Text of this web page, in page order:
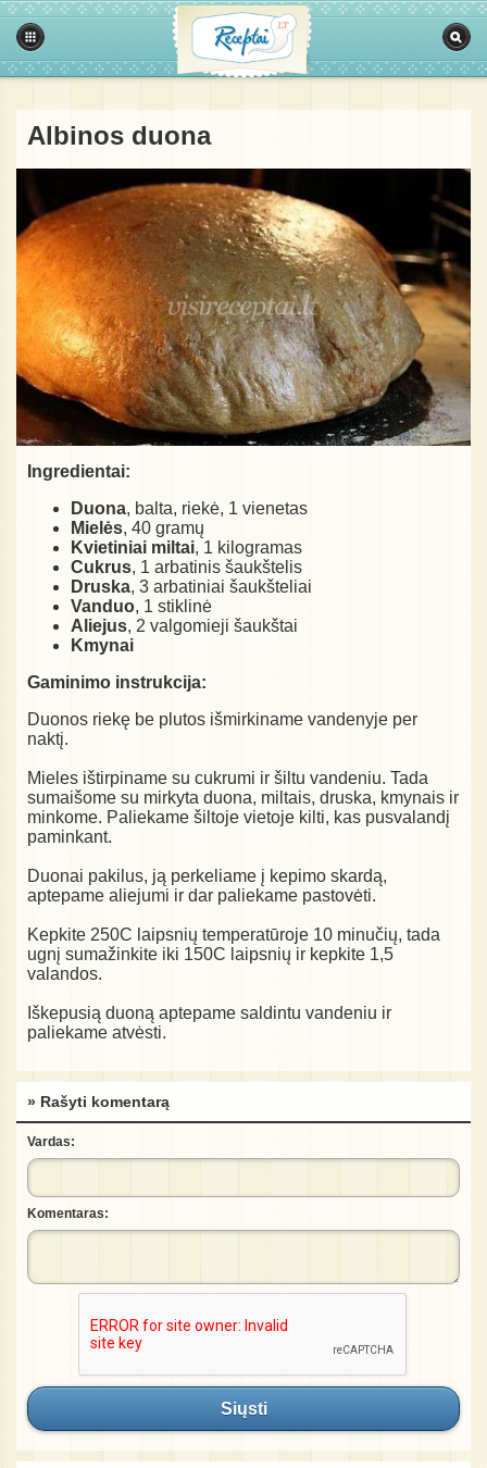
Albinos duona
Ingredientai:
Duona, balta, riekė, 1 vienetas
Mielės, 40 gramų
Kvietiniai miltai, 1 kilogramas
Cukrus, 1 arbatinis šaukštelis
Druska, 3 arbatiniai šaukšteliai
Vanduo, 1 stiklinė
Aliejus, 2 valgomieji šaukštai
Kmynai
Gaminimo instrukcija:
Duonos riekę be plutos išmirkiname vandenyje per
naktį.
Mieles ištirpiname su cukrumi ir šiltu vandeniu. Tada
sumaišome su mirkyta duona, miltais, druska, kmynais ir
minkome. Paliekame šiltoje vietoje kilti, kas pusvalandį
paminkant.
Duonai pakilus, ją perkeliame į kepimo skardą,
aptepame aliejumi ir dar paliekame pastovėti.
Kepkite 250C laipsnių temperatūroje 10 minučių, tada
ugnį sumažinkite iki 150C laipsnių ir kepkite 1,5
valandos.
Iškepusią duoną aptepame saldintu vandeniu ir
paliekame atvėsti.
» Rašyti komentarą
Vardas:
Komentaras:
Siųsti